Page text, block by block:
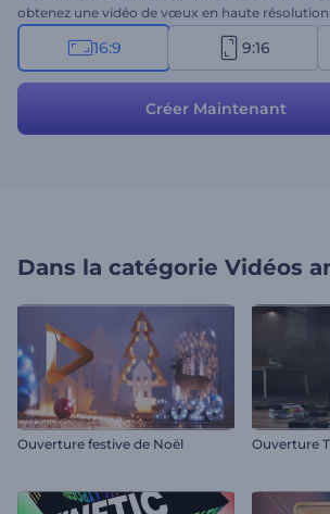
obtenez une vidéo de vœux en haute résolution
Créez votre diaporama personnalisé et
ou votre famille pour regarder en arrière et vous
surprendre vos proches lors du réveillon de
16:9 9:16
Créer Maintenant
Dans la catégorie Vidéos
Ouverture festive de Noël Ouverture